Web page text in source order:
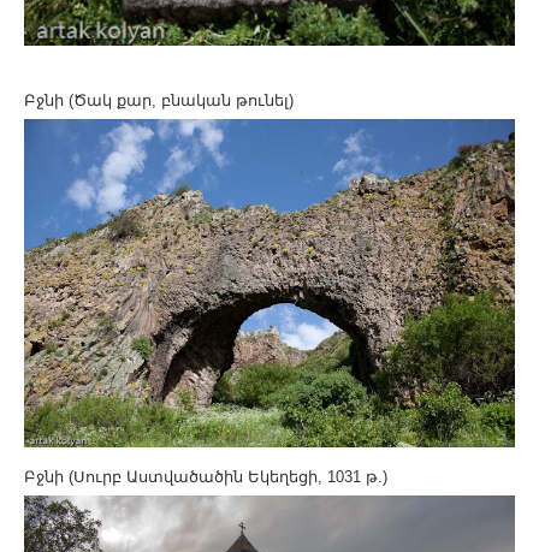
Բջնի (Ծակ քար, բնական թունել)
Բջնի (Սուրբ Աստվածածին Եկեղեցի, 1031 թ.)